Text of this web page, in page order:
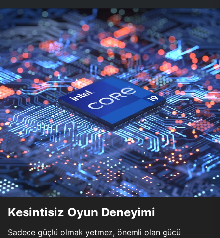
Kesintisiz Oyun Deneyimi
Sadece güçlü olmak yetmez, önemli olan gücü